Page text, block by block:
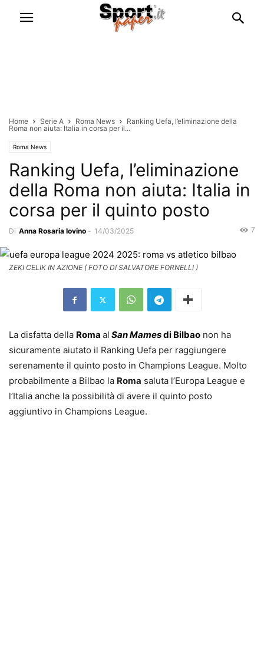
Home Serie A Roma News
Ranking Uefa, l’eliminazione della
Roma non aiuta: Italia in corsa per il...
Roma News
Ranking Uefa, l’eliminazione
della Roma non aiuta: Italia in
corsa per il quinto posto
Di Anna Rosaria Iovino - 14/03/2025 7
ZEKI CELIK IN AZIONE ( FOTO DI SALVATORE FORNELLI )
La disfatta della Roma al San Mamesdi Bilbao non ha
sicuramente aiutato il Ranking Uefa per raggiungere
serenamente il quinto posto in Champions League. Molto
probabilmente a Bilbao la Roma saluta l’Europa League e
l’Italia anche la possibilità di avere il quinto posto
aggiuntivo in Champions League.